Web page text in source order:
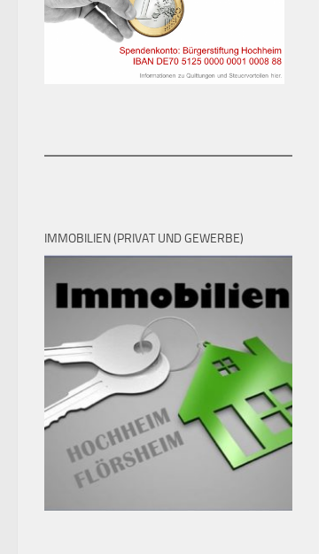
IMMOBILIEN (PRIVAT UND GEWERBE)